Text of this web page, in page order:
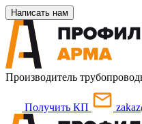
Написать нам
Производитель
Получить КП